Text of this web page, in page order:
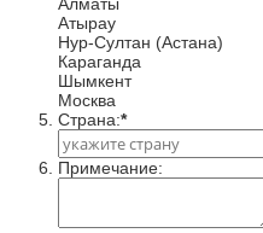
Атырау
Нур-Султан (Астана)
Караганда
Шымкент
Москва
Cтрана:*
Примечание: